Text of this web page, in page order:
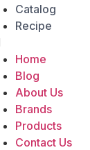
Catalog
Recipe
Home
Blog
About Us
Brands
Products
Contact Us